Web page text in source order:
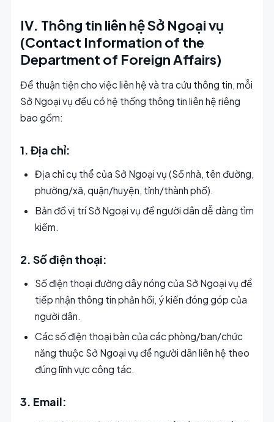
IV. Thông tin liên hệ Sở Ngoại vụ
(Contact Information of the
Department of Foreign Affairs)
Để thuận tiện cho việc liên hệ và tra cứu thông tin, mỗi
Sở Ngoại vụ đều có hệ thống thông tin liên hệ riêng
bao gồm:
1. Địa chỉ:
Địa chỉ cụ thể của Sở Ngoại vụ (Số nhà, tên đường,
phường/xã, quận/huyện, tỉnh/thành phố).
Bản đồ vị trí Sở Ngoại vụ để người dân dễ dàng tìm
kiếm.
2. Số điện thoại:
Số điện thoại đường dây nóng của Sở Ngoại vụ để
tiếp nhận thông tin phản hồi, ý kiến đóng góp của
người dân.
Các số điện thoại bàn của các phòng/ban/chức
năng thuộc Sở Ngoại vụ để người dân liên hệ theo
đúng lĩnh vực công tác.
3. Email: